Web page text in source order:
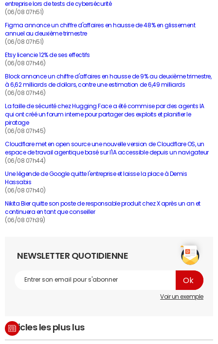
entreprise lors de tests de cybersécurité
(06/08 07h51)
Figma annonce un chiffre d'affaires en hausse de 48% en glissement
annuel au deuxième trimestre
(06/08 07h51)
Etsy licencie 12% de ses effectifs
(06/08 07h46)
Block annonce un chiffre d'affaires en hausse de 9% au deuxième trimestre,
à 6,62 milliards de dollars, contre une estimation de 6,49 milliards
(06/08 07h46)
La faille de sécurité chez Hugging Face a été commise par des agents IA
qui ont créé un forum interne pour partager des exploits et planifier le
piratage
(06/08 07h45)
Cloudflare met en open source une nouvelle version de Cloudflare OS, un
espace de travail agentique basé sur l'IA accessible depuis un navigateur
(06/08 07h44)
Une légende de Google quitte l'entreprise et laisse la place à Demis
Hassabis
(06/08 07h40)
Nikita Bier quitte son poste de responsable produit chez X après un an et
continuera en tant que conseiller
(06/08 07h39)
NEWSLETTER QUOTIDIENNE
Voir un exemple
Articles les plus lus